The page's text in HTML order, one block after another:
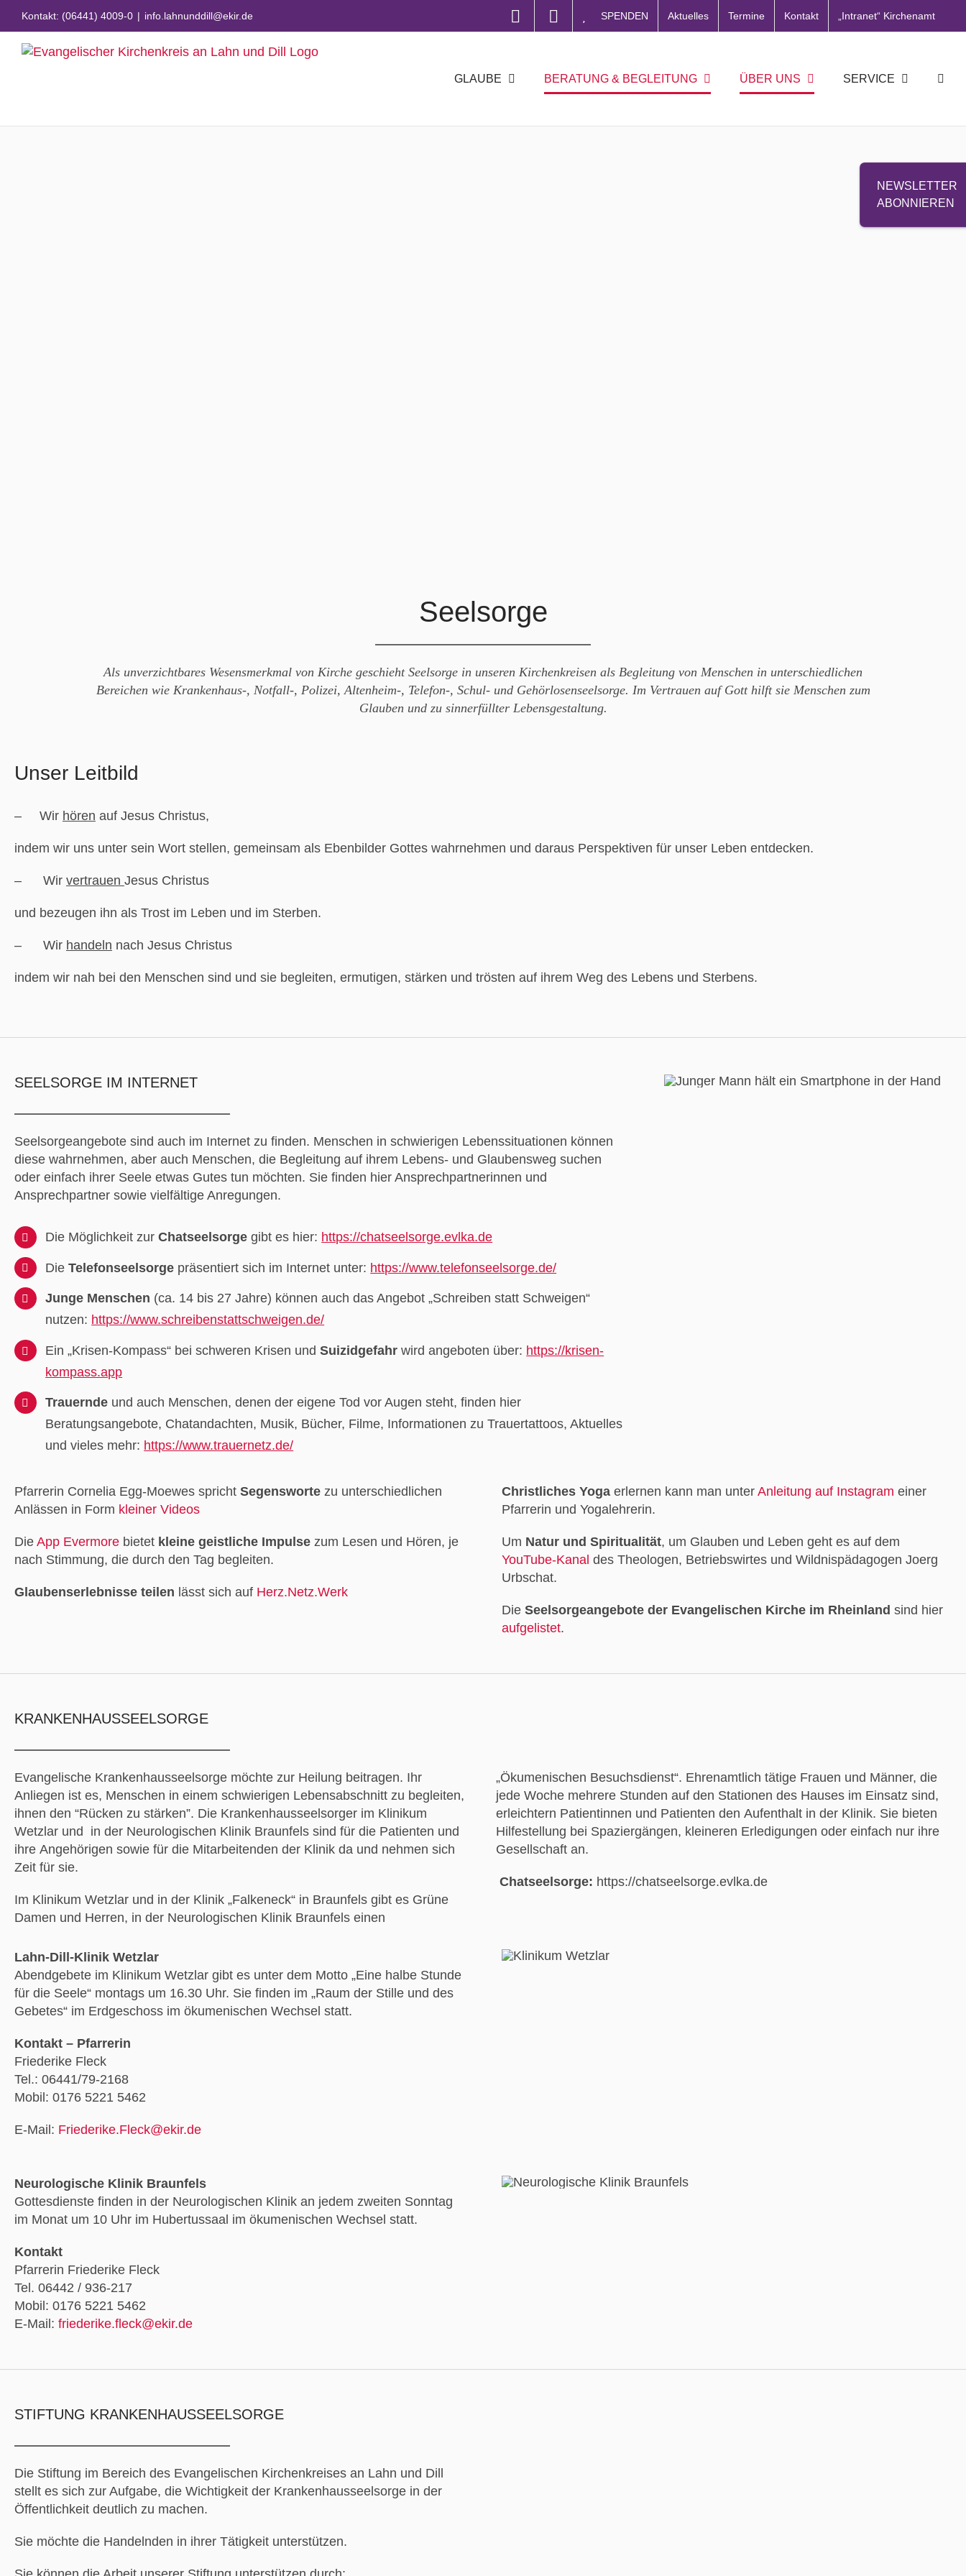
springen
Kontakt: (06441) 4009-0 | info.lahnunddill@ekir.de SPENDEN Aktuelles Termine Kontakt „Intranet“ Kirchenamt
GLAUBE BERATUNG & BEGLEITUNG ÜBER UNS SERVICE
NEWSLETTER
ABONNIEREN
Seelsorge
Als unverzichtbares Wesensmerkmal von Kirche geschieht Seelsorge in unseren Kirchenkreisen als Begleitung von Menschen in unterschiedlichen
Bereichen wie Krankenhaus-, Notfall-, Polizei, Altenheim-, Telefon-, Schul- und Gehörlosenseelsorge. Im Vertrauen auf Gott hilft sie Menschen zum
Glauben und zu sinnerfüllter Lebensgestaltung.
Unser Leitbild
– Wir hören auf Jesus Christus,
indem wir uns unter sein Wort stellen, gemeinsam als Ebenbilder Gottes wahrnehmen und daraus Perspektiven für unser Leben entdecken.
– Wir vertrauen Jesus Christus
und bezeugen ihn als Trost im Leben und im Sterben.
– Wir handeln nach Jesus Christus
indem wir nah bei den Menschen sind und sie begleiten, ermutigen, stärken und trösten auf ihrem Weg des Lebens und Sterbens.
SEELSORGE IM INTERNET
Seelsorgeangebote sind auch im Internet zu finden. Menschen in schwierigen Lebenssituationen können
diese wahrnehmen, aber auch Menschen, die Begleitung auf ihrem Lebens- und Glaubensweg suchen
oder einfach ihrer Seele etwas Gutes tun möchten. Sie finden hier Ansprechpartnerinnen und
Ansprechpartner sowie vielfältige Anregungen.
Die Möglichkeit zurChatseelsorge gibt es hier: https://chatseelsorge.evlka.de
DieTelefonseelsorge präsentiert sich im Internet unter: https://www.telefonseelsorge.de/
Junge Menschen (ca. 14 bis 27 Jahre) können auch das Angebot „Schreiben statt Schweigen“
nutzen: https://www.schreibenstattschweigen.de/
Ein „Krisen-Kompass“ bei schweren Krisen undSuizidgefahr wird angeboten über: https://krisen-
kompass.app
Trauernde und auch Menschen, denen der eigene Tod vor Augen steht, finden hier
Beratungsangebote, Chatandachten, Musik, Bücher, Filme, Informationen zu Trauertattoos, Aktuelles
und vieles mehr: https://www.trauernetz.de/
Pfarrerin Cornelia Egg-Moewes spricht Segenswortezu unterschiedlichen
Anlässen in Form kleiner Videos
Die App Evermorebietet kleine geistliche Impulsezum Lesen und Hören, je
nach Stimmung, die durch den Tag begleiten.
Glaubenserlebnisse teilen lässt sich auf Herz.Netz.Werk
Christliches Yoga erlernen kann man unter Anleitung auf Instagram einer
Pfarrerin und Yogalehrerin.
Um Natur und Spiritualität, um Glauben und Leben geht es auf dem
YouTube-Kanal des Theologen, Betriebswirtes und Wildnispädagogen Joerg
Urbschat.
DieSeelsorgeangebote der Evangelischen Kirche im Rheinland sind hier
aufgelistet.
KRANKENHAUSSEELSORGE
Evangelische Krankenhausseelsorge möchte zur Heilung beitragen. Ihr
Anliegen ist es, Menschen in einem schwierigen Lebensabschnitt zu begleiten,
ihnen den “Rücken zu stärken”. Die Krankenhausseelsorger im Klinikum
Wetzlar und in der Neurologischen Klinik Braunfels sind für die Patienten und
ihre Angehörigen sowie für die Mitarbeitenden der Klinik da und nehmen sich
Zeit für sie.
Im Klinikum Wetzlar und in der Klinik „Falkeneck“ in Braunfels gibt es Grüne
Damen und Herren, in der Neurologischen Klinik Braunfels einen
„Ökumenischen Besuchsdienst“. Ehrenamtlich tätige Frauen und Männer, die
jede Woche mehrere Stunden auf den Stationen des Hauses im Einsatz sind,
erleichtern Patientinnen und Patienten den Aufenthalt in der Klinik. Sie bieten
Hilfestellung bei Spaziergängen, kleineren Erledigungen oder einfach nur ihre
Gesellschaft an.
Chatseelsorge: https://chatseelsorge.evlka.de
Lahn-Dill-Klinik Wetzlar
Abendgebete im Klinikum Wetzlar gibt es unter dem Motto „Eine halbe Stunde
für die Seele“ montags um 16.30 Uhr. Sie finden im „Raum der Stille und des
Gebetes“ im Erdgeschoss im ökumenischen Wechsel statt.
Kontakt – Pfarrerin
Friederike Fleck
Tel.: 06441/79-2168
Mobil: 0176 5221 5462
E-Mail: Friederike.Fleck@ekir.de
Neurologische Klinik Braunfels
Gottesdienste finden in der Neurologischen Klinik an jedem zweiten Sonntag
im Monat um 10 Uhr im Hubertussaal im ökumenischen Wechsel statt.
Kontakt
Pfarrerin Friederike Fleck
Tel. 06442 / 936-217
Mobil: 0176 5221 5462
E-Mail: friederike.fleck@ekir.de
STIFTUNG KRANKENHAUSSEELSORGE
Die Stiftung im Bereich des Evangelischen Kirchenkreises an Lahn und Dill
stellt es sich zur Aufgabe, die Wichtigkeit der Krankenhausseelsorge in der
Öffentlichkeit deutlich zu machen.
Sie möchte die Handelnden in ihrer Tätigkeit unterstützen.